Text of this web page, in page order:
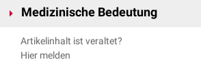
Beseitigung der Kadaver eine wichtige Funktion
Hyänen
Ratten
Geier
Medizinische Bedeutung
Im Rahmen der forensischen Entomologie
der Aufklärung von
Artikelinhalt ist veraltet?
Hier melden